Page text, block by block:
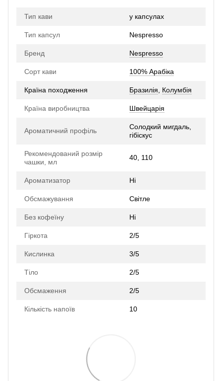
Тип кави у капсулах
Тип капсул Nespresso
Бренд Nespresso
Сорт кави 100% Арабіка
Країна походження Бразилія Колумбія
Країна виробництва Швейцарія
Ароматичний профіль
Солодкий мигдаль,
гібіскус
Рекомендований розмір
чашки, мл
40, 110
Ароматизатор Ні
Обсмажування Світле
Без кофеїну Ні
Гіркота 2/5
Кислинка 3/5
Тіло 2/5
Обсмаження 2/5
Кількість напоїв 10